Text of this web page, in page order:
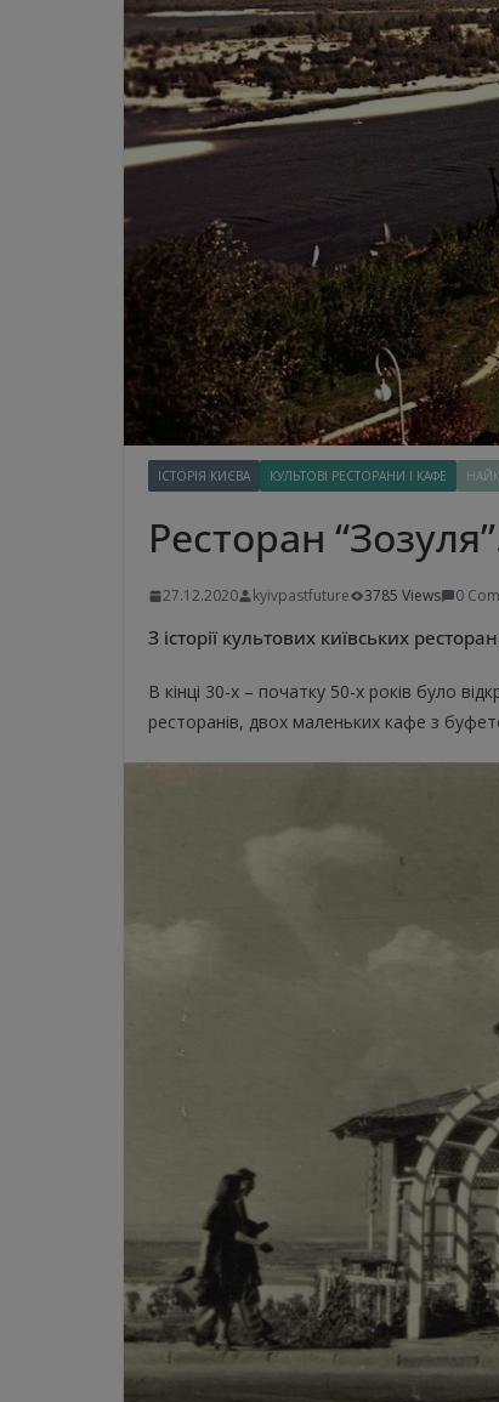
ІСТОРІЯ КИЄВА КУЛЬТОВІ РЕСТОРАНИ І КАФЕ
Ресторан
27.12.2020 kyivpastfuture 3785 Views 0
З історії культових київських
В кінці 30-х – початку 50-х років було
ресторанів, двох маленьких кафе з